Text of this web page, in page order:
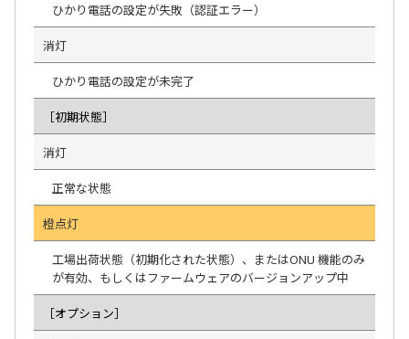
ひかり電話の設定が失敗（認証エラー）
消灯
ひかり電話の設定が未完了
［初期状態］
消灯
正常な状態
橙点灯
工場出荷状態（初期化された状態）、またはONU 機能のみ
が有効、もしくはファームウェアのバージョンアップ中
［オプション］